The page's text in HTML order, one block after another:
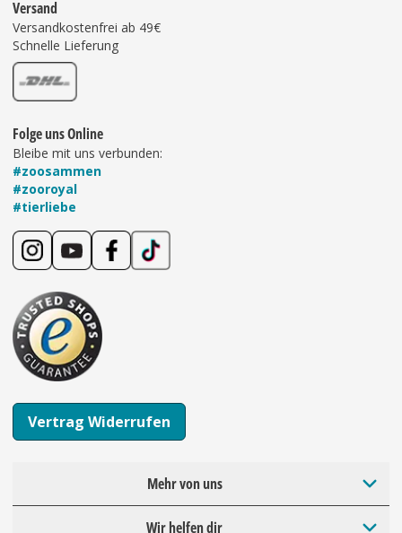
Versand
Versandkostenfrei ab 49€
Schnelle Lieferung
Folge uns Online
Bleibe mit uns verbunden:
#zoosammen
#zooroyal
#tierliebe
Vertrag Widerrufen
Mehr von uns
Wir helfen dir